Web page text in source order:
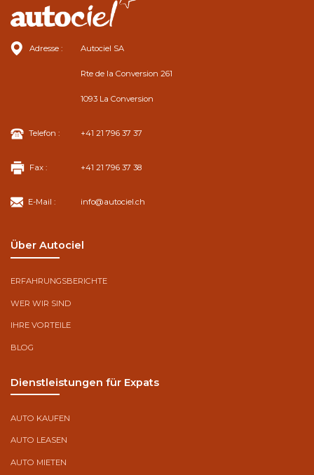
Adresse : Autociel SA
Rte de la Conversion 261
1093 La Conversion
Telefon : +41 21 796 37 37
Fax : +41 21 796 37 38
E-Mail : info@autociel.ch
Über Autociel
ERFAHRUNGSBERICHTE
WER WIR SIND
IHRE VORTEILE
BLOG
Dienstleistungen für Expats
AUTO KAUFEN
AUTO LEASEN
AUTO MIETEN